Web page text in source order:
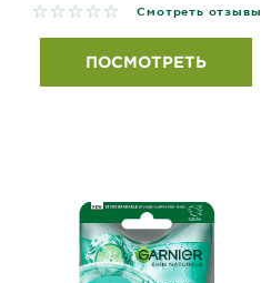
No reviews Смотреть отзывы
ПОСМОТРЕТЬ